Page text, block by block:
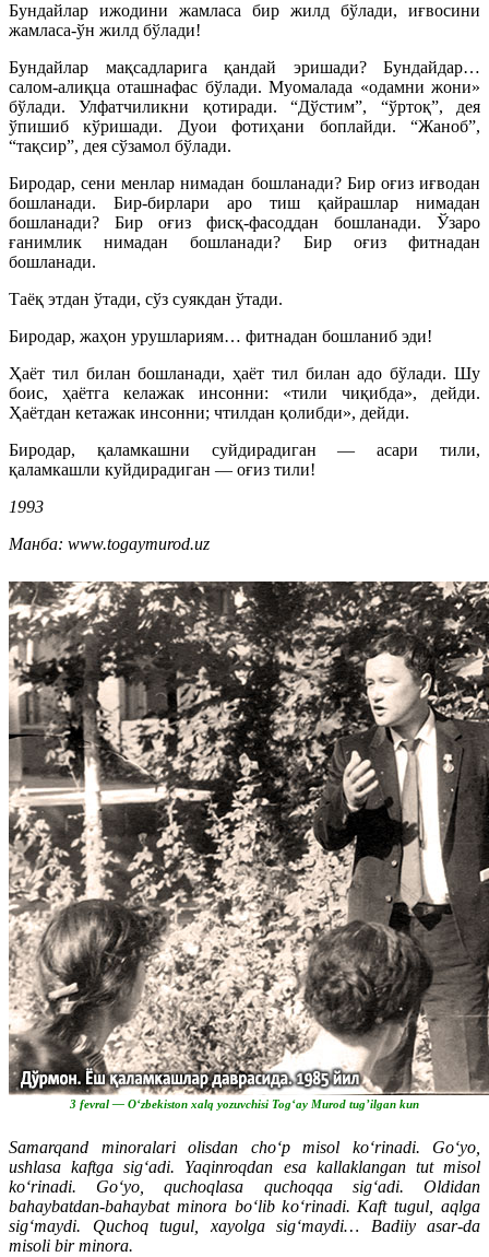
Бундайлар ижодини жамласа бир жилд бўлади, иғвосини
жамласа-ўн жилд бўлади!
Бундайлар мақсадларига қандай эришади? Бундайдар…
салом-алиқца оташнафас бўлади. Муомалада «одамни жони»
бўлади. Улфатчиликни қотиради. “Дўстим”, “ўртоқ”, дея
ўпишиб кўришади. Дуои фотиҳани боплайди. “Жаноб”,
“тақсир”, дея сўзамол бўлади.
Биродар, сени менлар нимадан бошланади? Бир оғиз иғводан
бошланади. Бир-бирлари аро тиш қайрашлар нимадан
бошланади? Бир оғиз фисқ-фасоддан бошланади. Ўзаро
ғанимлик нимадан бошланади? Бир оғиз фитнадан
бошланади.
Таёқ этдан ўтади, сўз суякдан ўтади.
Биродар, жаҳон урушлариям… фитнадан бошланиб эди!
Ҳаёт тил билан бошланади, ҳаёт тил билан адо бўлади. Шу
боис, ҳаётга келажак инсонни: «тили чиқибда», дейди.
Ҳаётдан кетажак инсонни; чтилдан қолибди», дейди.
Биродар, қаламкашни суйдирадиган — асари тили,
қаламкашли куйдирадиган — оғиз тили!
1993
Манба: www.togaymurod.uz
3 fevral — O‘zbekiston xalq yozuvchisi Tog‘ay Murod tug’ilgan kun
Samarqand minoralari olisdan cho‘p misol ko‘rinadi. Go‘yo,
ushlasa kaftga sig‘adi. Yaqinroqdan esa kallaklangan tut misol
ko‘rinadi. Go‘yo, quchoqlasa quchoqqa sig‘adi. Oldidan
bahaybatdan-bahaybat minora bo‘lib ko‘rinadi. Kaft tugul, aqlga
sig‘maydi. Quchoq tugul, xayolga sig‘maydi… Badiiy asar-da
misoli bir minora.